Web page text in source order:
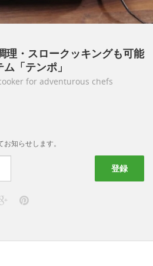
・スロークッキングも可能
「テンポ」
for adventurous chefs
知らせします。
登録